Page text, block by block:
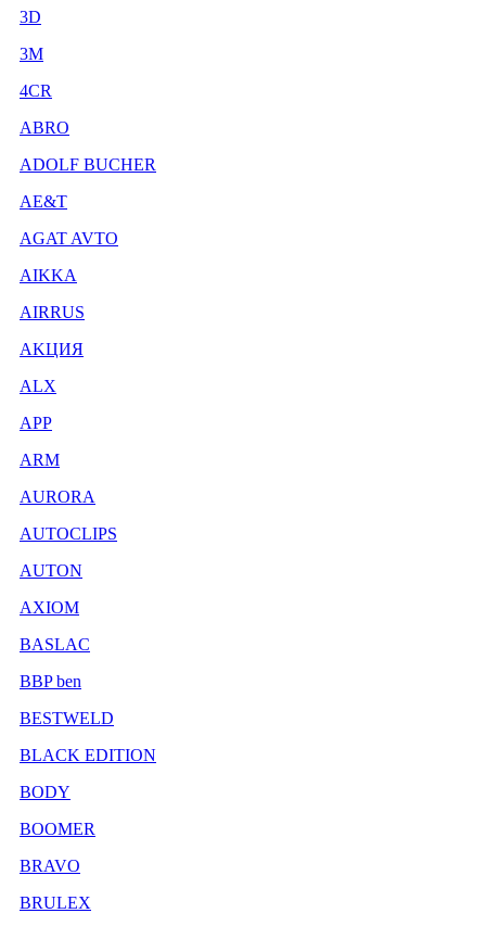
3D
3М
4CR
ABRO
ADOLF BUCHER
AE&T
AGAT AVTO
AIKKA
AIRRUS
AKЦИЯ
ALX
APP
ARM
AURORA
AUTOCLIPS
AUTON
AXIOM
BASLAC
BBP ben
BESTWELD
BLACK EDITION
BODY
BOOMER
BRAVO
BRULEX